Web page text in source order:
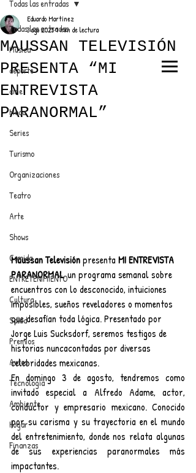
ANUNCIATE CON NOSOTROS
PARA MÁS INFORMACIÓN:
dinamicaseltrendytop@gmail.com
EL TRENDY TOP
CON EDDY MARTINEZ
Todas las entradas
Música
deporte
cine
Moda
Series
Turismo
Organizaciones
Teatro
Arte
Shows
Comida
ENTRETENIMIENTO
Cultura
Salud
Premios
Autos
Tecnología
Ambiente
Hogar
Finanzas
Todas las entradas
MAUSSAN TELEVISIÓN
PRESENTA “MI
ENTREVISTA
PARANORMAL”
Eduardo Martínez
3 ago 20251 min de lectura
Maussan Televisión presenta MI ENTREVISTA
PARANORMAL, un programa semanal sobre
encuentros con lo desconocido, intuiciones
imposibles, sueños reveladores o momentos
que desafían toda lógica. Presentado por
Jorge Luis Sucksdorf, seremos testigos de
historias nuncacontadas por diversas
celebridades mexicanas.
En domingo 3 de agosto, tendremos como
invitado especial a Alfredo Adame, actor,
conductor y empresario mexicano. Conocido
por su carisma y su trayectoria en el mundo
del entretenimiento, donde nos relata algunas
de sus experiencias paranormales más
impactantes.